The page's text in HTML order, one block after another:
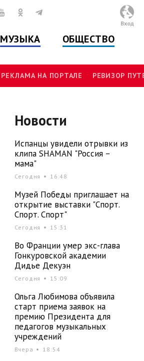
МУЗЫКА ОБЩЕСТВО
Вход
РЕКЛАМА НА ПОРТАЛЕ РЕВИЗОР
Новости
Испанцы увидели отрывки из
клипа SHAMAN "Россия –
мама"
Сегодня 16:48
Музей Победы приглашает на
открытие выставки "Спорт.
Спорт. Спорт"
Сегодня 15:31
Во Франции умер экс-глава
Гонкуровской академии
Дидье Декуэн
Сегодня 15:09
Ольга Любимова объявила
старт приема заявок на
премию Президента для
педагогов музыкальных
учреждений
Вчера 18:54